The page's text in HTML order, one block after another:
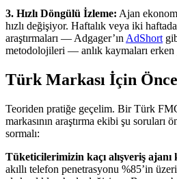
3. Hızlı Döngülü İzleme: Ajan
hızlı değişiyor. Haftalık veya iki
araştırmaları — Adgager’ın AdShort
metodolojileri — anlık kaymaları erken
Türk Markası İçin
Teoriden pratiğe geçelim. Bir Türk
markasının araştırma ekibi şu soruları
sormalı:
Tüketicilerimizin kaçı alışveriş ajanı
akıllı telefon penetrasyonu %85’in